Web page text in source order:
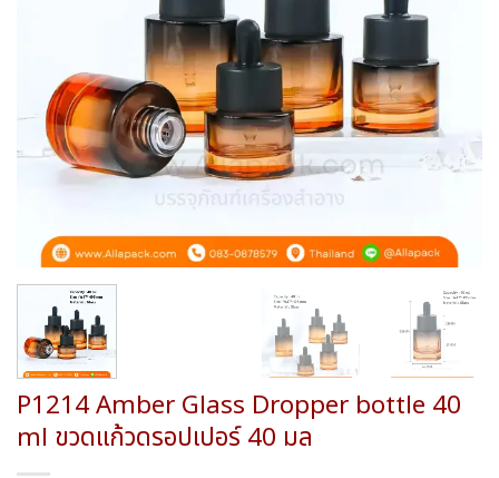
P1214 Amber Glass Dropper bottle 40
ml ขวดแก้วดรอปเปอร์ 40 มล